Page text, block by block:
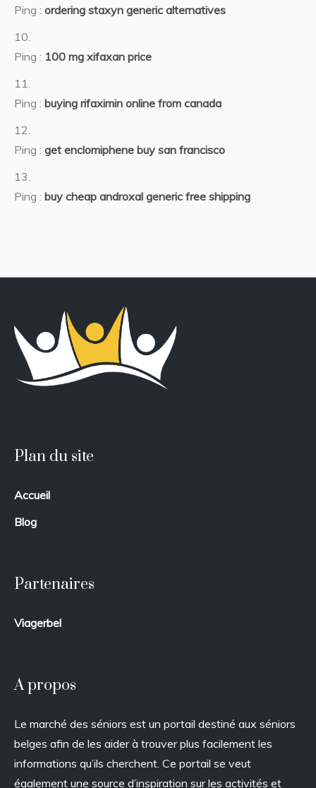
Ping : ordering staxyn generic alternatives
Ping : 100 mg xifaxan price
Ping : buying rifaximin online from canada
Ping : get enclomiphene buy san francisco
Ping : buy cheap androxal generic free shipping
Plan du site
Accueil
Blog
Partenaires
Viagerbel
A propos
Le marché des séniors est un portail destiné aux séniors
belges afin de les aider à trouver plus facilement les
informations qu’ils cherchent. Ce portail se veut
également une source d’inspiration sur les activités et